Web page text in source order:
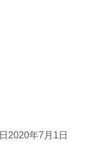
2020年7月1日